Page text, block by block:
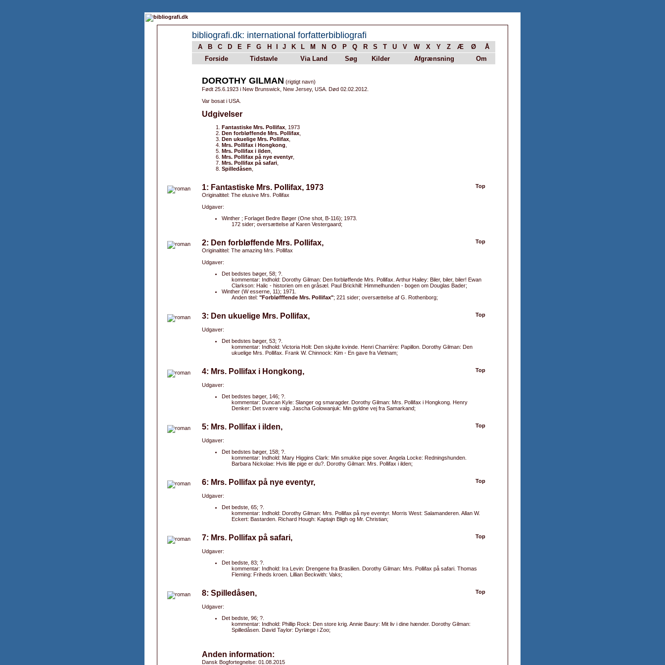
bibliografi.dk: international forfatterbibliografi
A B C D E F G H J K L M N O P Q R S T U V W X Y Z Æ Ø
Å
Forside
Tidstavle Via Land Søg Kilder Afgrænsning Om
DOROTHY GILMAN (rigtigt navn)
Født 25.6.1923 i New Brunswick, New Jersey, USA. Død 02.02.2012.
Var bosat i USA.
Udgivelser
Fantastiske Mrs. Pollifax , 1973
Den forbløffende Mrs. Pollifax
Den ukuelige Mrs. Pollifax
Mrs. Pollifax i Hongkong
Mrs. Pollifax i ilden
Mrs. Pollifax på nye eventyr,
Mrs. Pollifax på safari
Spilledåsen
Top
1: Fantastiske Mrs. Pollifax, 1973
Originaltitel: The elusive Mrs. Pollifax
Udgaver:
Winther ; Forlaget Bedre Bøger (One shot, B-116); 1973.
172 sider; oversættelse af Karen Vestergaard;
Top
2: Den forbløffende Mrs. Pollifax,
Originaltitel: The amazing Mrs. Pollifax
Udgaver:
Det bedstes bøger, 58; ?.
kommentar: Indhold: Dorothy Gilman: Den forbløffende Mrs. Pollifax. Arthur Hailey: Biler, biler, biler! Ewan
Clarkson: Halic - historien om en gråsæl. Paul Brickhill: Himmelhunden - bogen om Douglas Bader;
Winther (W esserne, 11); 1971.
Anden titel: "Forbløfffende Mrs. Pollifax"; 221 sider; oversættelse af G. Rothenborg;
Top
3: Den ukuelige Mrs. Pollifax,
Udgaver:
Det bedstes bøger, 53; ?.
kommentar: Indhold: Victoria Holt: Den skjulte kvinde. Henri Charrière: Papillon. Dorothy Gilman: Den
ukuelige Mrs. Pollifax. Frank W. Chinnock: Kim - En gave fra Vietnam;
Top
4: Mrs. Pollifax i Hongkong,
Udgaver:
Det bedstes bøger, 146; ?.
kommentar: Duncan Kyle: Slanger og smaragder. Dorothy Gilman: Mrs. Pollifax i Hongkong. Henry
Denker: Det svære valg. Jascha Golowanjuk: Min gyldne vej fra Samarkand;
Top
5: Mrs. Pollifax i ilden,
Udgaver:
Det bedstes bøger, 158; ?.
kommentar: Indhold: Mary Higgins Clark: Min smukke pige sover. Angela Locke: Redningshunden.
Barbara Nickolae: Hvis lille pige er du?. Dorothy Gilman: Mrs. Pollifax i ilden;
Top
6: Mrs. Pollifax på nye eventyr,
Udgaver:
Det bedste, 65; ?.
kommentar: Indhold: Dorothy Gilman: Mrs. Pollifax på nye eventyr. Morris West: Salamanderen. Allan W.
Eckert: Bastarden. Richard Hough: Kaptajn Bligh og Mr. Christian;
Top
7: Mrs. Pollifax på safari,
Udgaver:
Det bedste, 83; ?.
kommentar: Indhold: Ira Levin: Drengene fra Brasilien. Dorothy Gilman: Mrs. Pollifax på safari. Thomas
Fleming: Friheds kroen. Lillian Beckwith: Vaks;
Top
8: Spilledåsen,
Udgaver:
Det bedste, 96; ?.
kommentar: Indhold: Phillip Rock: Den store krig. Annie Baury: Mit liv i dine hænder. Dorothy Gilman:
Spilledåsen. David Taylor: Dyrlæge i Zoo;
Anden information:
Dansk Bogfortegnelse: 01.08.2015